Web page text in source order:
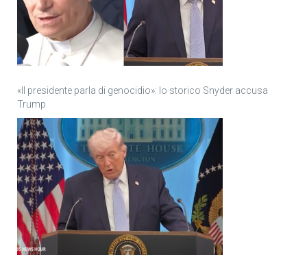
«Il presidente parla di genocidio»: lo storico Snyder accusa
Trump